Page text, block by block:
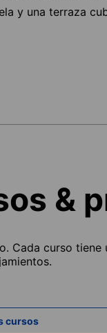
y una terraza
&
Cada curso
cursos